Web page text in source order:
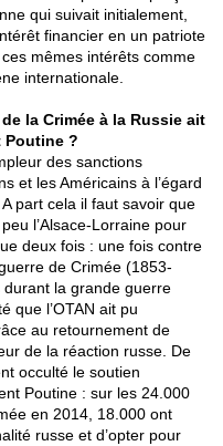
qui suivait initialement,
financier en un patriote
mêmes intérêts comme
internationale.
la Crimée à la Russie ait
Poutine ?
des sanctions
et les Américains à l’égard
part cela il faut savoir que
l’Alsace-Lorraine pour
deux fois : une fois contre
de Crimée (1853-
la grande guerre
que l’OTAN ait pu
au retournement de
de la réaction russe. De
occulté le soutien
Poutine : sur les 24.000
en 2014, 18.000 ont
russe et d’opter pour